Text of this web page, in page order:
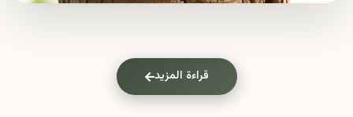
قراءة المزيد